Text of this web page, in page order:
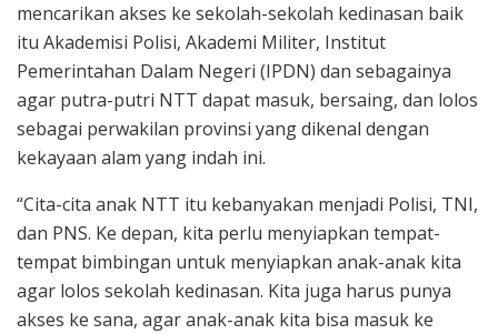
mencarikan akses ke sekolah-sekolah kedinasan baik
itu Akademisi Polisi, Akademi Militer, Institut
Pemerintahan Dalam Negeri (IPDN) dan sebagainya
agar putra-putri NTT dapat masuk, bersaing, dan lolos
sebagai perwakilan provinsi yang dikenal dengan
kekayaan alam yang indah ini.
“Cita-cita anak NTT itu kebanyakan menjadi Polisi, TNI,
dan PNS. Ke depan, kita perlu menyiapkan tempat-
tempat bimbingan untuk menyiapkan anak-anak kita
agar lolos sekolah kedinasan. Kita juga harus punya
akses ke sana, agar anak-anak kita bisa masuk ke